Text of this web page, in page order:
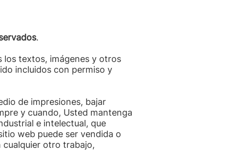
.
los textos, imágenes y otros
incluidos con permiso y
de impresiones, bajar
y cuando, Usted mantenga
e intelectual, que
web puede ser vendida o
otro trabajo,